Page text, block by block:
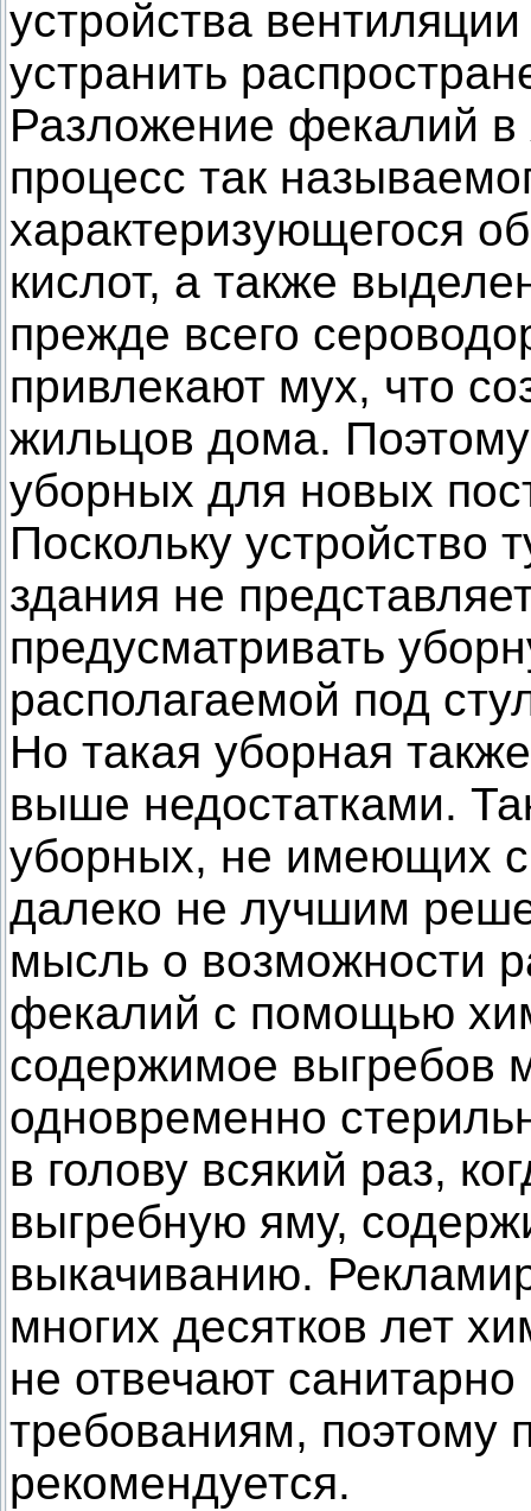
устройства
устранить
Разложение фекалий в
процесс так
характеризующегося
кислот, а также
прежде всего
привлекают мух, что
жильцов дома.
уборных для новых
Поскольку устройство
здания не
предусматривать
располагаемой под
Но такая уборная
выше недостатками.
уборных, не имеющих
далеко не лучшим
мысль о возможности
фекалий с помощью
содержимое выгребов
одновременно
в голову всякий раз,
выгребную яму,
выкачиванию.
многих десятков лет
не отвечают санитарно
требованиям, поэтому
рекомендуется.